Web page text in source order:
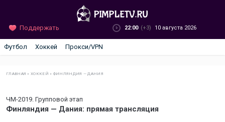
Поддержать 22:00 (+3) 10 августа 2026
Футбол Хоккей Прокси/VPN
ГЛАВНАЯ »ХОККЕЙ » ФИНЛЯНДИЯ — ДАНИЯ
ЧМ-2019. Групповой этап
Финляндия — Дания: прямая трансляция